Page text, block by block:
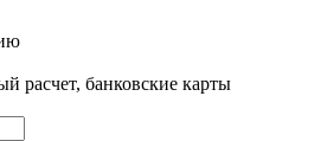
расчет, банковские карты